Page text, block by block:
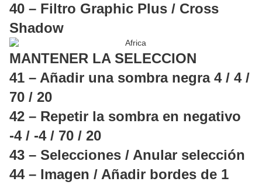
40 – Filtro Graphic Plus / Cross
Shadow
MANTENER LA SELECCION
41 – Añadir una sombra negra 4 / 4 /
70 / 20
42 – Repetir la sombra en negativo
-4 / -4 / 70 / 20
43 – Selecciones / Anular selección
44 – Imagen / Añadir bordes de 1